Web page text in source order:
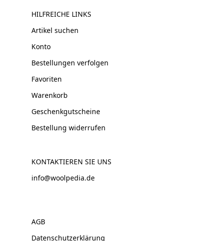
HILFREICHE LINKS
Artikel suchen
Konto
Bestellungen verfolgen
Favoriten
Warenkorb
Geschenkgutscheine
Bestellung widerrufen
KONTAKTIEREN SIE UNS
info@woolpedia.de
AGB
Datenschutzerklärung